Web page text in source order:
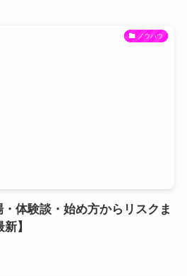
ノウハウ
体験談・始め方からリスクま
】